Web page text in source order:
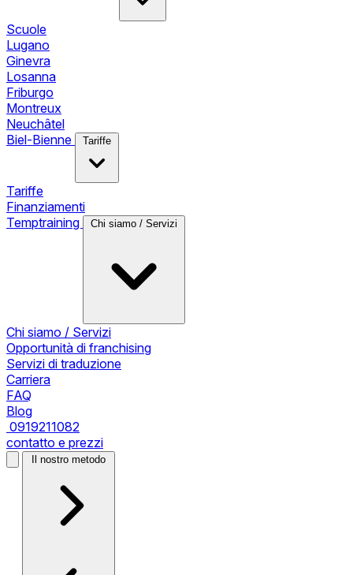
Scuole
Lugano
Ginevra
Losanna
Friburgo
Montreux
Neuchâtel
Biel-Bienne
Tariffe
Tariffe
Finanziamenti
Temptraining
Chi siamo / Servizi
Chi siamo / Servizi
Opportunità di franchising
Servizi di traduzione
Carriera
FAQ
Blog
0919211082
contatto e prezzi
Il nostro metodo